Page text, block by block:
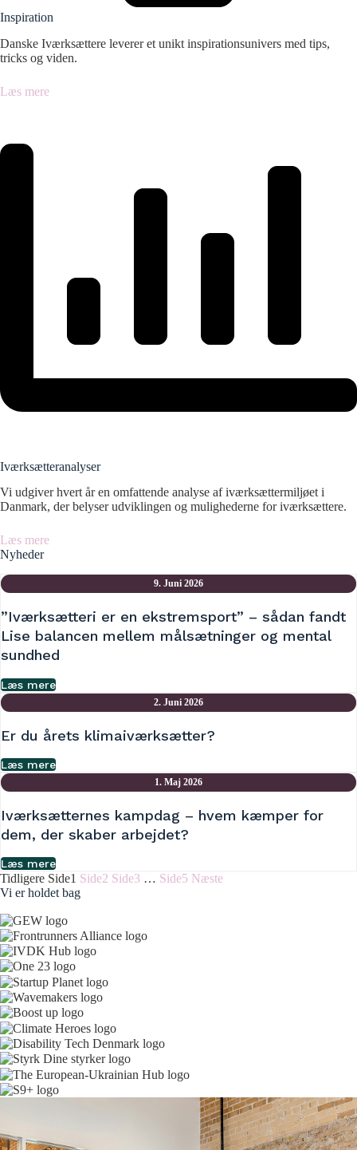
Inspiration
Danske Iværksættere leverer et unikt inspirationsunivers med tips,
tricks og viden.
Læs mere
Iværksætteranalyser
Vi udgiver hvert år en omfattende analyse af iværksættermiljøet i
Danmark, der belyser udviklingen og mulighederne for iværksættere.
Læs mere
Nyheder
9. Juni 2026
”Iværksætteri er en ekstremsport” – sådan fandt
Lise balancen mellem målsætninger og mental
sundhed
Læs mere
2. Juni 2026
Er du årets klimaiværksætter?
Læs mere
1. Maj 2026
Iværksætternes kampdag – hvem kæmper for
dem, der skaber arbejdet?
Læs mere
Tidligere Side1 Side2 Side3 … Side5 Næste
Vi er holdet bag